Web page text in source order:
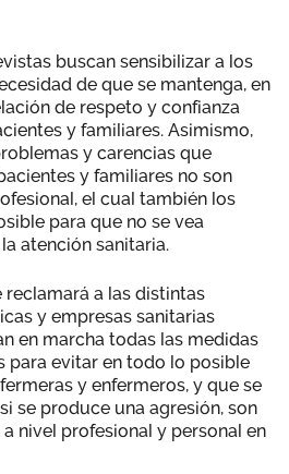
buscan sensibilizar a los
de que se mantenga, en
de respeto y confianza
y familiares. Asimismo,
y carencias que
y familiares no son
el cual también los
para que no se vea
atención sanitaria.
reclamará a las distintas
y empresas sanitarias
en marcha todas las medidas
para evitar en todo lo posible
y enfermeros, y que se
se produce una agresión, son
nivel profesional y personal en